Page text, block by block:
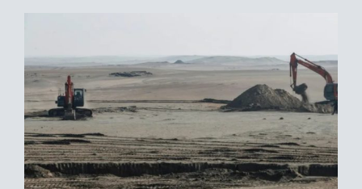
اقتصاد
مقالات
موسيقى الشرق